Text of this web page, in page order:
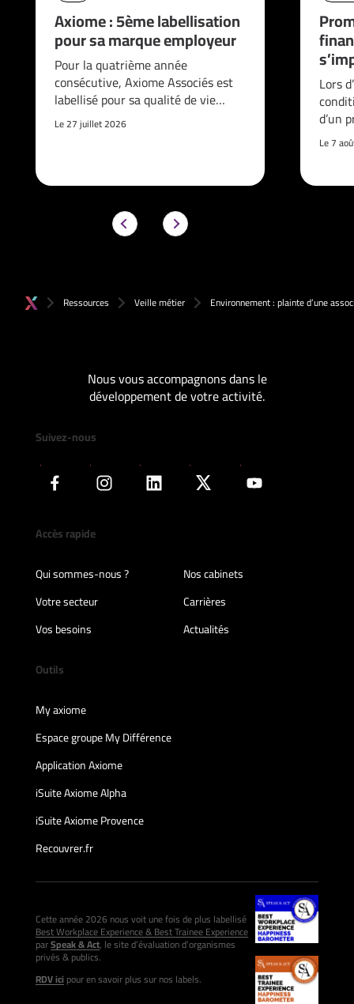
Axiome : 5ème labellisation
pour sa marque employeur
Pour la quatrième année
consécutive, Axiome Associés est
labellisé pour sa qualité de vie…
Le 27 juillet 2026
Lors
d’un
Le 7
Ressources Veille métier Environnement : plainte d’une
Nous vous accompagnons dans le
développement de votre activité.
Suivez-nous
Accès rapide
Qui sommes-nous ?
Nos cabinets
Votre secteur
Carrières
Vos besoins
Actualités
Outils
My axiome
Espace groupe My Différence
Application Axiome
iSuite Axiome Alpha
iSuite Axiome Provence
Recouvrer.fr
Cette année 2026 nous voit une fois de plus labellisé
Best Workplace Experience & Best Trainee Experience
parSpeak & Act, le site d’évaluation d’organismes
privés & publics.
RDV icipour en savoir plus sur nos labels.